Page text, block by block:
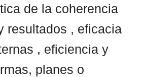
de la coherencia
resultados , eficacia
, eficiencia y
planes o